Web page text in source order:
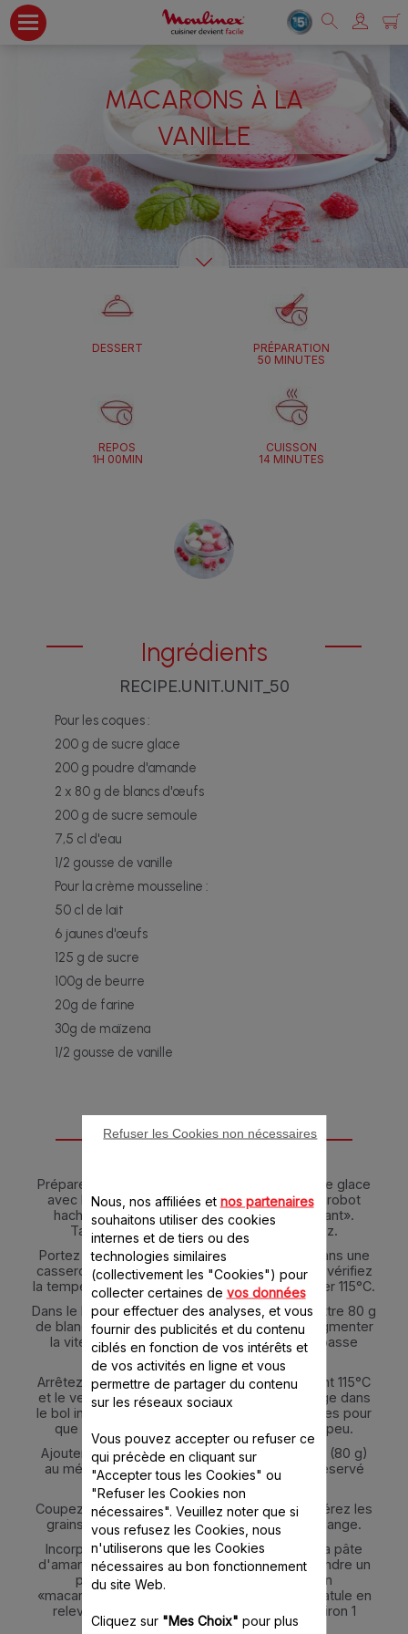
MACARONS À LA
VANILLE
DESSERT
PRÉPARATION
50 MINUTES
REPOS
1H 00MIN
CUISSON
14 MINUTES
Ingrédients
RECIPE.UNIT.UNIT_50
Pour les coques :
200 g de sucre glace
200 g poudre d'amande
2 x 80 g de blancs d'œufs
200 g de sucre semoule
7,5 cl d'eau
1/2 gousse de vanille
Pour la crème mousseline :
50 cl de lait
6 jaunes d'œufs
125 g de sucre
100g de beurre
20g de farine
30g de maïzena
1/2 gousse de vanille
Instructions
Préparez les coques : mixez les 200 g de sucre glace
avec les 200 g de poudre d’amande dans un robot
hachoir. Ce mélange est appelé «tant pour tant».
Tamisez le « tant pour tant » puis réservez.
Portez l'eau et le sucre semoule à ébullition dans une
casserole, sans remuer; avec un thermomètre vérifiez
la température du sirop qui ne doit pas dépasser 115°C.
Dans le bol inox, à l'aide du fouet multibrins, battre 80 g
de blancs d'œufs en neige en vitesse 3, et augmenter
la vitesse quand la température du sirop dépasse
105°C.
Arrêtez la cuisson du sirop quand celui-ci atteint 115°C
et le verser en un fin filet sur les blancs en neige dans
le bol inox. Continuez à battre pendant 6 minutes pour
que la meringue ainsi formée refroidisse un peu.
Ajouter le reste des blancs d'œufs non battus (80 g)
au mélange «tant pour tant» que vous avez réservé
afin d’obtenir une pâte homogène.
Coupez la gousse de vanille en deux, et récupérez les
grains d’1/2 gousse, pour les ajouter à ce mélange.
Incorporez environ un tiers de la meringue à la pâte
d'amande avec une spatule souple, pour détendre un
peu, et ajouter le reste de la meringue en
«macaronant». Il s’agit de mélanger avec la spatule en
relevant la pâte de bas en haut pendant environ 1
minute.
Nous, nos affiliées et nos partenaires
souhaitons utiliser des cookies
internes et de tiers ou des
technologies similaires
(collectivement les "Cookies") pour
collecter certaines de vos données
pour effectuer des analyses, et vous
fournir des publicités et du contenu
ciblés en fonction de vos intérêts et
de vos activités en ligne et vous
permettre de partager du contenu
sur les réseaux sociaux
Vous pouvez accepter ou refuser ce
qui précède en cliquant sur
"Accepter tous les Cookies" ou
"Refuser les Cookies non
nécessaires". Veuillez noter que si
vous refusez les Cookies, nous
n'utiliserons que les Cookies
nécessaires au bon fonctionnement
du site Web.
Cliquez sur "Mes Choix" pour plus
Refuser les Cookies non nécessaires